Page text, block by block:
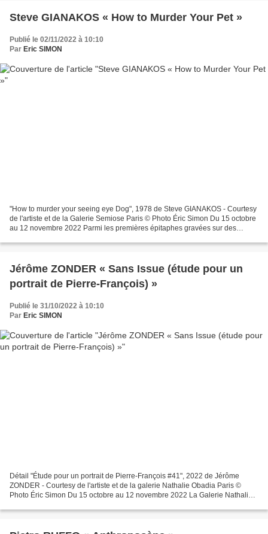
Steve GIANAKOS « How to Murder Your Pet »
Publié le 02/11/2022 à 10:10
Par Eric SIMON
"How to murder your seeing eye Dog", 1978 de Steve GIANAKOS - Courtesy
de l'artiste et de la Galerie Semiose Paris © Photo Éric Simon Du 15 octobre
au 12 novembre 2022 Parmi les premières épitaphes gravées sur des
Jérôme ZONDER « Sans Issue (étude pour un
portrait de Pierre-François) »
Publié le 31/10/2022 à 10:10
Par Eric SIMON
Détail "Étude pour un portrait de Pierre-François #41", 2022 de Jérôme
ZONDER - Courtesy de l'artiste et de la galerie Nathalie Obadia Paris ©
Photo Éric Simon Du 15 octobre au 12 novembre 2022 La Galerie Nathalie